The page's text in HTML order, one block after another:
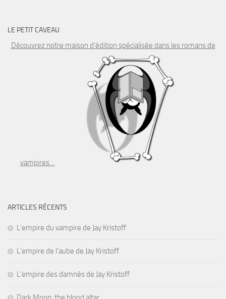
LE PETIT CAVEAU
Découvrez notre maison d’édition spécialisée dans les romans de
vampires…
ARTICLES RÉCENTS
L’empire du vampire de Jay Kristoff
L’empire de l’aube de Jay Kristoff
L’empire des damnés de Jay Kristoff